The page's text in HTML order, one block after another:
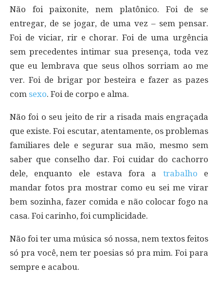
Não foi paixonite, nem platônico. Foi de se
entregar, de se jogar, de uma vez – sem pensar.
Foi de viciar, rir e chorar. Foi de uma urgência
sem precedentes intimar sua presença, toda vez
que eu lembrava que seus olhos sorriam ao me
ver. Foi de brigar por besteira e fazer as pazes
com sexo. Foi de corpo e alma.
Não foi o seu jeito de rir a risada mais engraçada
que existe. Foi escutar, atentamente, os problemas
familiares dele e segurar sua mão, mesmo sem
saber que conselho dar. Foi cuidar do cachorro
dele, enquanto ele estava fora a trabalho e
mandar fotos pra mostrar como eu sei me virar
bem sozinha, fazer comida e não colocar fogo na
casa. Foi carinho, foi cumplicidade.
Não foi ter uma música só nossa, nem textos feitos
só pra você, nem ter poesias só pra mim. Foi para
sempre e acabou.